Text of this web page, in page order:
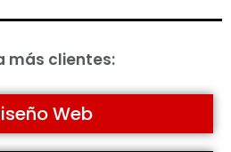
más clientes:
Web